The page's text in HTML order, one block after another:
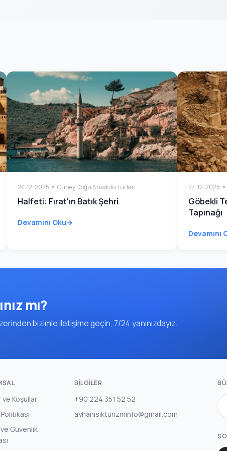
27-12-2025 Güney Doğu Anadolu Turları
Halfeti: Fırat'ın Batık Şehri
Devamını Oku
27-12-2025
Göbekli
Tapınağı
Devamını
mı?
bizimle iletişime geçin, 7/24 yanınızdayız.
Koşullar
Güvenlik
BILGILER
+90 224 351 52 52
ayhanisikturizminfo@gmail.com